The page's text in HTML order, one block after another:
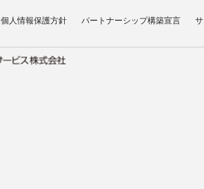
個人情報保護方針 パートナーシップ構築宣言